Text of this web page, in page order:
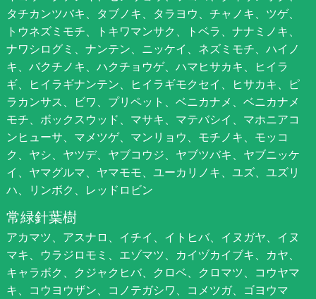
タチカンツバキ、タブノキ、タラヨウ、チャノキ、ツゲ、
トウネズミモチ、トキワマンサク、トベラ、ナナミノキ、
ナワシログミ、ナンテン、ニッケイ、ネズミモチ、ハイノ
キ、バクチノキ、ハクチョウゲ、ハマヒサカキ、ヒイラ
ギ、ヒイラギナンテン、ヒイラギモクセイ、ヒサカキ、ピ
ラカンサス、ビワ、プリペット、ベニカナメ、ベニカナメ
モチ、ボックスウッド、マサキ、マテバシイ、マホニアコ
ンヒューサ、マメツゲ、マンリョウ、モチノキ、モッコ
ク、ヤシ、ヤツデ、ヤブコウジ、ヤブツバキ、ヤブニッケ
イ、ヤマグルマ、ヤマモモ、ユーカリノキ、ユズ、ユズリ
ハ、リンボク、レッドロビン
常緑針葉樹
アカマツ、アスナロ、イチイ、イトヒバ、イヌガヤ、イヌ
マキ、ウラジロモミ、エゾマツ、カイヅカイブキ、カヤ、
キャラボク、クジャクヒバ、クロベ、クロマツ、コウヤマ
キ、コウヨウザン、コノテガシワ、コメツガ、ゴヨウマ